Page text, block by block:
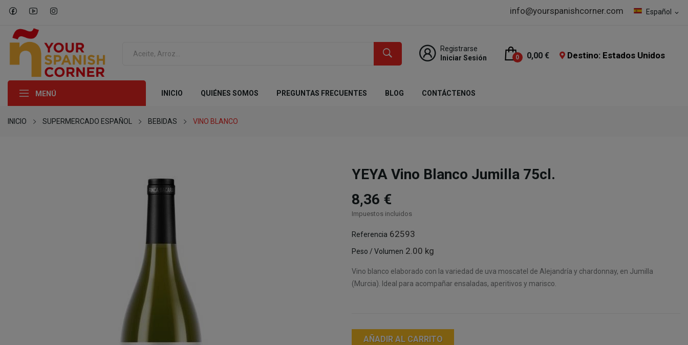
Español expand_more
info@yourspanishcorner.com
Registrarse
Iniciar Sesión
0 0,00 € Destino: Estados Unidos
MENÚ INICIO QUIÉNES SOMOS PREGUNTAS FRECUENTES BLOG CONTÁCTENOS
INICIO SUPERMERCADO ESPAÑOL BEBIDAS VINO BLANCO
YEYA Vino Blanco Jumilla 75cl.
8,36 €
Impuestos incluidos
Referencia 62593
Peso / Volumen 2.00 kg
Vino blanco elaborado con la variedad de uva moscatel de Alejandría y chardonnay, en Jumilla
(Murcia). Ideal para acompañar ensaladas, aperitivos y marisco.
AÑADIR AL CARRITO